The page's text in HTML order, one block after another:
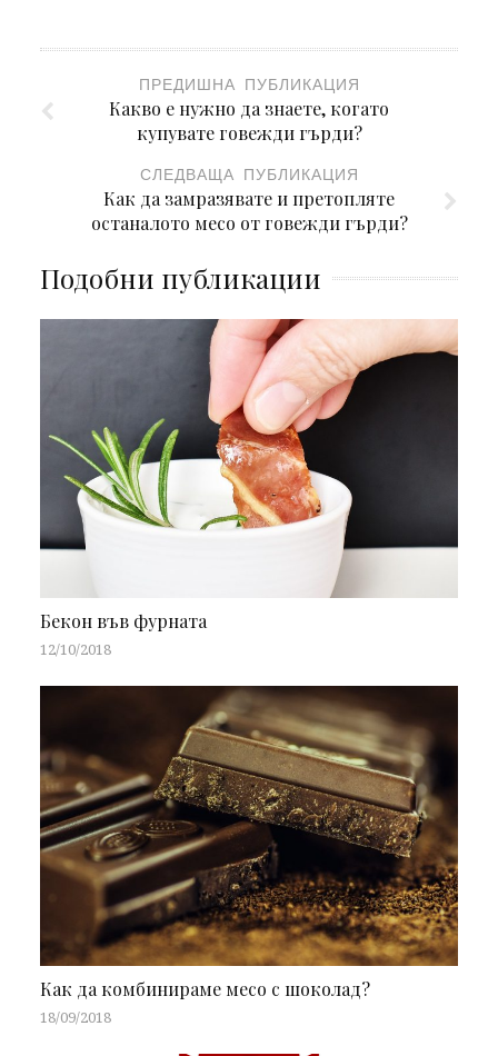
ПРЕДИШНА ПУБЛИКАЦИЯ
Какво е нужно да знаете, когато
купувате говежди гърди?
СЛЕДВАЩА ПУБЛИКАЦИЯ
Как да замразявате и претопляте
останалото месо от говежди гърди?
Подобни публикации
Бекон във фурната
12/10/2018
Как да комбинираме месо с шоколад?
18/09/2018